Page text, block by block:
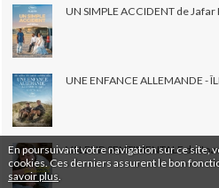
En poursuivant votre navigation sur ce site,
cookies. Ces derniers assurent le bon
savoir plus
UN SIMPLE ACCIDENT de Jafar
UNE ENFANCE ALLEMANDE -
VALEUR SENTIMENTALE de